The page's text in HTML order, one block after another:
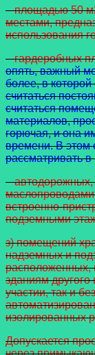
– площадью 50
местами,
использования
– гардеробных
опять, важный
более, в
считаться
считаться
материалов,
горючая, и она
времени. В этом
рассматривать
–
маслопроводами
встроенно-
подземными
з) помещений
надземных и
расположенных,
зданиям другого
участии, так и
изолированных
Допускается